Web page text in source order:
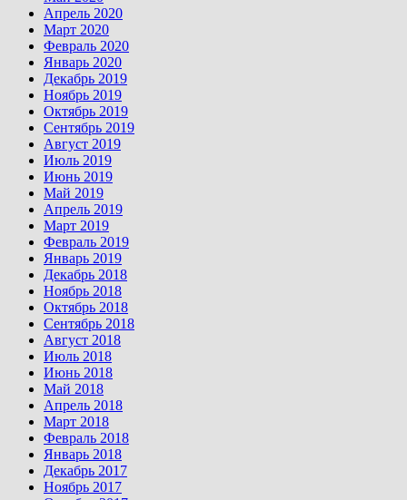
Апрель 2020
Март 2020
Февраль 2020
Январь 2020
Декабрь 2019
Ноябрь 2019
Октябрь 2019
Сентябрь 2019
Август 2019
Июль 2019
Июнь 2019
Май 2019
Апрель 2019
Март 2019
Февраль 2019
Январь 2019
Декабрь 2018
Ноябрь 2018
Октябрь 2018
Сентябрь 2018
Август 2018
Июль 2018
Июнь 2018
Май 2018
Апрель 2018
Март 2018
Февраль 2018
Январь 2018
Декабрь 2017
Ноябрь 2017